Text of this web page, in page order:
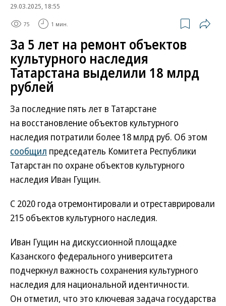
29.03.2025, 18:55
75 1 мин.
За 5 лет на ремонт объектов
культурного наследия
Татарстана выделили 18 млрд
рублей
За последние пять лет в Татарстане
на восстановление объектов культурного
наследия потратили более 18 млрд руб. Об этом
сообщил председатель Комитета Республики
Татарстан по охране объектов культурного
наследия Иван Гущин.
С 2020 года отремонтировали и отреставрировали
215 объектов культурного наследия.
Иван Гущин на дискуссионной площадке
Казанского федерального университета
подчеркнул важность сохранения культурного
наследия для национальной идентичности.
Он отметил, что это ключевая задача государства